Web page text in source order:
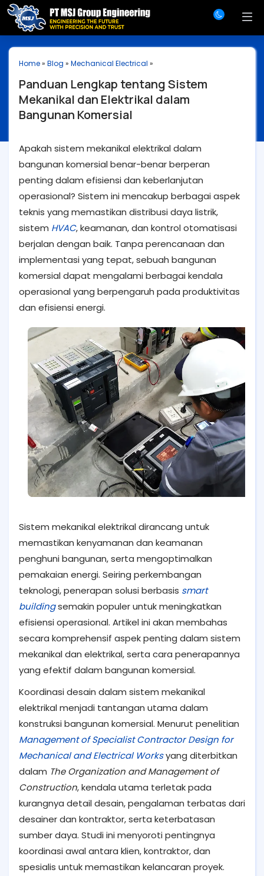
Home» Blog » Mechanical Electrical »
Panduan Lengkap tentang Sistem
Mekanikal dan Elektrikal dalam
Bangunan Komersial
Apakah sistem mekanikal elektrikal dalam
bangunan komersial benar-benar berperan
penting dalam efisiensi dan keberlanjutan
operasional? Sistem ini mencakup berbagai aspek
teknis yang memastikan distribusi daya listrik,
sistem HVAC, keamanan, dan kontrol otomatisasi
berjalan dengan baik. Tanpa perencanaan dan
implementasi yang tepat, sebuah bangunan
komersial dapat mengalami berbagai kendala
operasional yang berpengaruh pada produktivitas
dan efisiensi energi.
Sistem mekanikal elektrikal dirancang untuk
memastikan kenyamanan dan keamanan
penghuni bangunan, serta mengoptimalkan
pemakaian energi. Seiring perkembangan
teknologi, penerapan solusi berbasis smart
buildingsemakin populer untuk meningkatkan
efisiensi operasional. Artikel ini akan membahas
secara komprehensif aspek penting dalam sistem
mekanikal dan elektrikal, serta cara penerapannya
yang efektif dalam bangunan komersial.
Koordinasi desain dalam sistem mekanikal
elektrikal menjadi tantangan utama dalam
konstruksi bangunan komersial. Menurut penelitian
ManagementofSpecialistContractorDesign for
MechanicalandElectricalWorksyang diterbitkan
dalam The Organization and Management of
Construction, kendala utama terletak pada
kurangnya detail desain, pengalaman terbatas dari
desainer dan kontraktor, serta keterbatasan
sumber daya. Studi ini menyoroti pentingnya
koordinasi awal antara klien, kontraktor, dan
spesialis untuk memastikan kelancaran proyek.